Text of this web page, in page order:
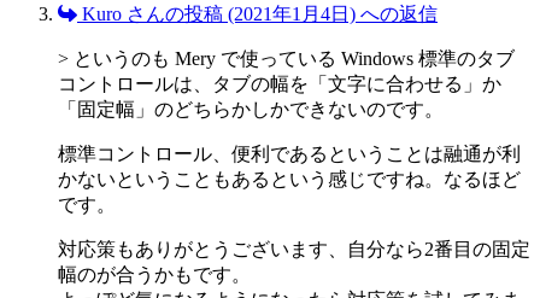
Kuro さんの投稿 (2021年1月4日) への返信
> というのも Mery で使っている Windows 標準のタブ
コントロールは、タブの幅を「文字に合わせる」か
「固定幅」のどちらかしかできないのです。
標準コントロール、便利であるということは融通が利
かないということもあるという感じですね。なるほど
です。
対応策もありがとうございます、自分なら2番目の固定
幅のが合うかもです。